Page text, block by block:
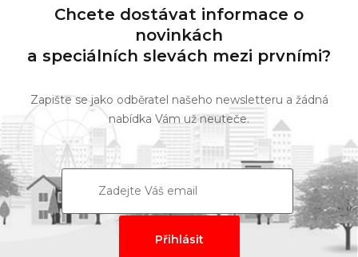
Chcete dostávat informace o
novinkách
a speciálních slevách mezi prvními?
Zapište se jako odběratel našeho newsletteru a žádná
nabídka Vám už neuteče.